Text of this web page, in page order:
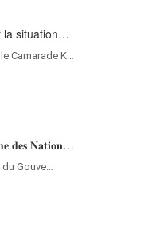
la situation…
Camarade K…
𝐝𝐞𝐬 𝐍𝐚𝐭𝐢𝐨𝐧…
Gouve…